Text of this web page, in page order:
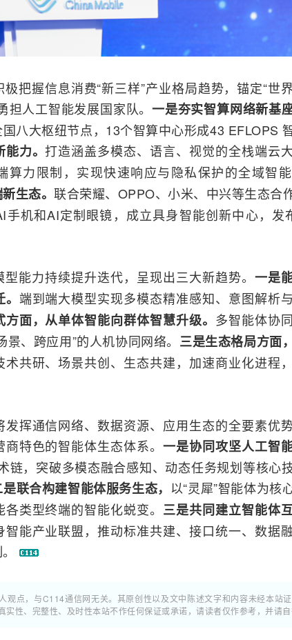
把握信息消费“新三样”产业格局趋势，锚定“世
担人工智能发展国家队。一是夯实智算网络新基座
八大枢纽节点，13个智算中心形成43 EFLOPS
能力。打造涵盖多模态、语言、视觉的全栈端云
算力限制，实现快速响应与隐私保护的全域智能
生态。 联合荣耀、OPPO、小米、 中兴等生态合
手机和AI定制眼镜，成立具身智能创新中心，发
能力持续提升迭代，呈现出三大新趋势。 一是
端到端大模型实现多模态精准感知、意图解析
面，从单体智能向群体智慧升级。 多智能体协
、跨应用”的人机协同网络。 三是生态格局方面
术共研、场景共创、生态共建，加速商业化进程
发挥通信网络、数据资源、应用生态的全要素优
商特色的智能体生态体系。一是协同攻坚人工智
链，突破多模态融合感知、动态任务规划等核心
是联合构建智能体服务生态， 以“灵犀”智能体为核
类型终端的智能化蜕变。 三是共同建立智能体
能产业联盟，推动标准共建、接口统一、数据
观点，与C114通信网无关。其原创性以及文中陈述文字和内容未经本站
实性、完整性、及时性本站不作任何保证或承诺，请读者仅作参考，并请自